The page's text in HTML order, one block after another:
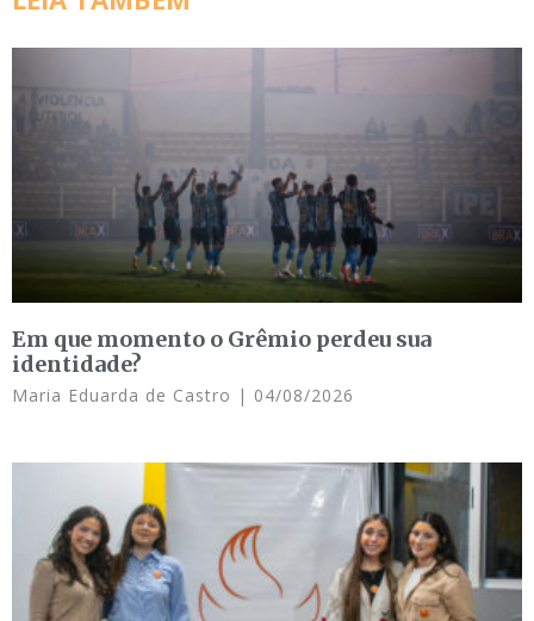
Em que momento o Grêmio perdeu sua
identidade?
Maria Eduarda de Castro 04/08/2026